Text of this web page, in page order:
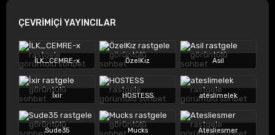
ÇEVRİMİÇİ YAYINCILAR
İLK_CEMRE-x ÖzelKız Asil
İxir HOSTESS ateslimelek
Sude35 Mucks Atesliesmer